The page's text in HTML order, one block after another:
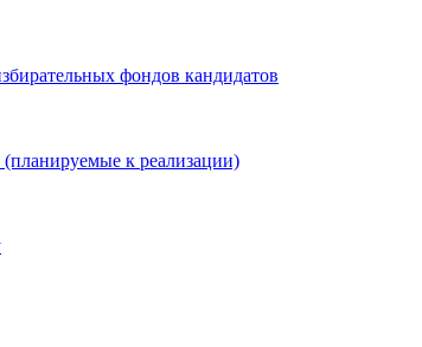
фондов кандидатов
к реализации)